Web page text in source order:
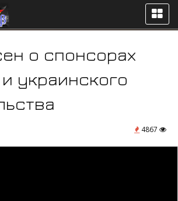
о спонсорах
украинского
4867